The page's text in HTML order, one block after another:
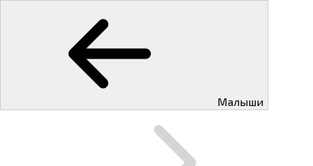
Малыши